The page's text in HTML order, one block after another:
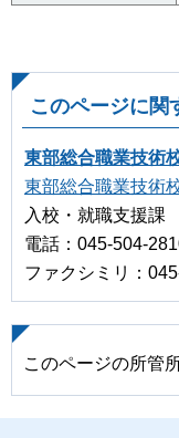
このページに関
東部総合職業技術
東部総合職業技術
入校・就職支援課
電話：045-504-
ファクシミリ：
このページの所管